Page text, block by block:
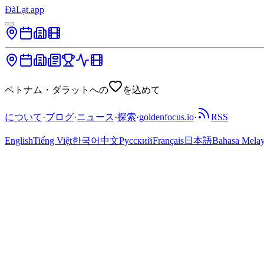
ĐàLạt.app
ベトナム・ダラットへの を込めて
について·ブログ·ニュース·探索·goldenfocus.io· RSS
EnglishTiếng Việt한국어中文РусскийFrançais日本語Bahasa